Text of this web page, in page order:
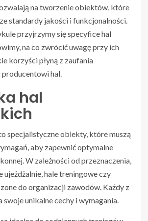
na tworzenie obiektów, które
standardy jakości i funkcjonalności.
przyjrzymy się specyfice hal
na co zwrócić uwagę przy ich
korzyści płyną z zaufania
hal.
hal
specjalistyczne obiekty, które muszą
aby zapewnić optymalne
W zależności od przeznaczenia,
hale treningowe czy
do organizacji zawodów. Każdy z
swoje unikalne cechy i wymagania.